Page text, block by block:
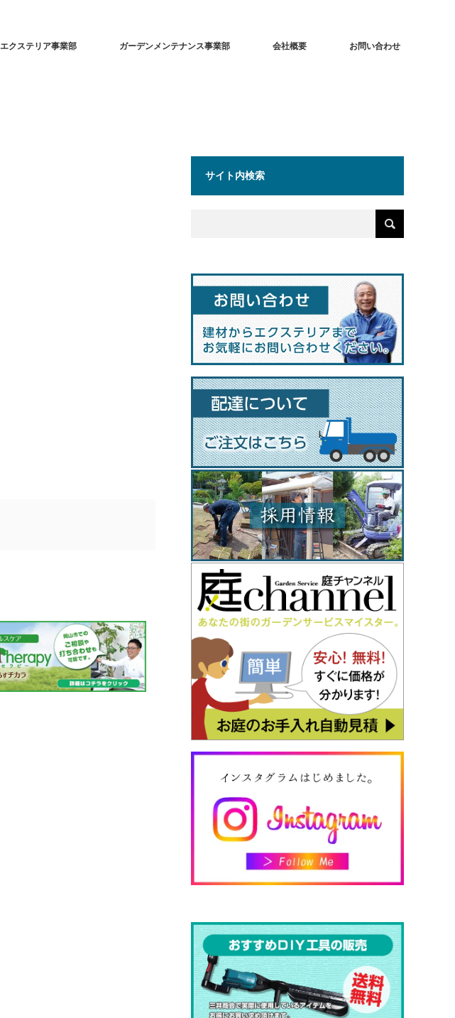
エクステリア事業部 ガーデンメンテナンス事業部 会社概要 お問い合わせ
サイト内検索